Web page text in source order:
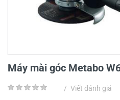
Máy mài góc Metabo
/ Viết đánh giá